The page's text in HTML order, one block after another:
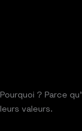
Pourquoi ? Parce
leurs valeurs.